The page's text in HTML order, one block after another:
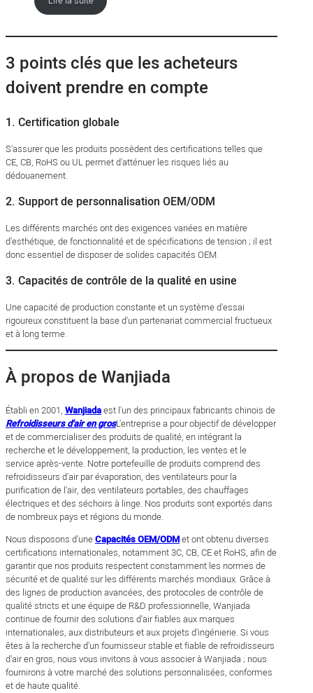
3 points clés que les acheteurs
doivent prendre en compte
1. Certification globale
S'assurer que les produits possèdent des certifications telles que
CE, CB, RoHS ou UL permet d'atténuer les risques liés au
dédouanement.
2. Support de personnalisation OEM/ODM
Les différents marchés ont des exigences variées en matière
d'esthétique, de fonctionnalité et de spécifications de tension ; il est
donc essentiel de disposer de solides capacités OEM.
3. Capacités de contrôle de la qualité en usine
Une capacité de production constante et un système d'essai
rigoureux constituent la base d'un partenariat commercial fructueux
et à long terme.
À propos de Wanjiada
Établi en 2001, Wanjiadaest l'un des principaux fabricants chinois de
Refroidisseurs d'air en grosL'entreprise a pour objectif de développer
et de commercialiser des produits de qualité, en intégrant la
recherche et le développement, la production, les ventes et le
service après-vente. Notre portefeuille de produits comprend des
refroidisseurs d'air par évaporation, des ventilateurs pour la
purification de l'air, des ventilateurs portables, des chauffages
électriques et des séchoirs à linge. Nos produits sont exportés dans
de nombreux pays et régions du monde.
Nous disposons d'uneCapacités OEM/ODMet ont obtenu diverses
certifications internationales, notamment 3C, CB, CE et RoHS, afin de
garantir que nos produits respectent constamment les normes de
sécurité et de qualité sur les différents marchés mondiaux. Grâce à
des lignes de production avancées, des protocoles de contrôle de
qualité stricts et une équipe de R&D professionnelle, Wanjiada
continue de fournir des solutions d'air fiables aux marques
internationales, aux distributeurs et aux projets d'ingénierie. Si vous
êtes à la recherche d'un fournisseur stable et fiable de refroidisseurs
d'air en gros, nous vous invitons à vous associer à Wanjiada ; nous
fournirons à votre marché des solutions personnalisées, conformes
et de haute qualité.